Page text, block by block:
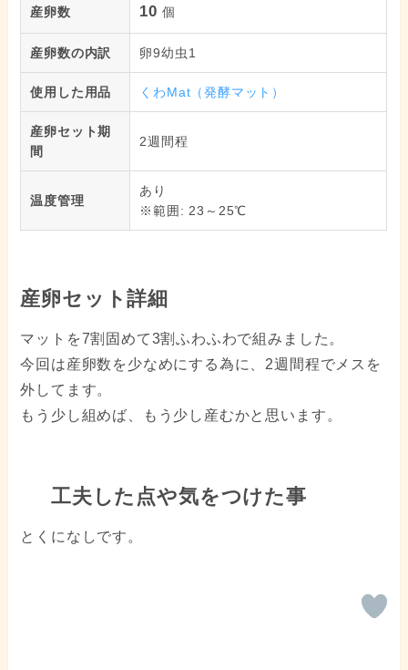
産卵数 10 個
産卵数の内訳 卵9幼虫1
使用した用品 くわMat（発酵マット）
産卵セット期
間
2週間程
温度管理
あり
※範囲: 23～25℃
産卵セット詳細
マットを7割固めて3割ふわふわで組みました。
今回は産卵数を少なめにする為に、2週間程でメスを
外してます。
もう少し組めば、もう少し産むかと思います。
工夫した点や気をつけた事
とくになしです。